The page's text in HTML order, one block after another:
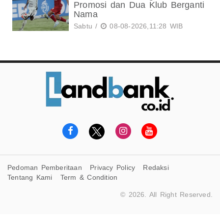
Promosi dan Dua Klub Berganti
Nama
Sabtu / 08-08-2026,11:28 WIB
Pedoman Pemberitaan Privacy Policy
Redaksi
Tentang Kami
Term & Condition
© 2026. All Right Reserved.